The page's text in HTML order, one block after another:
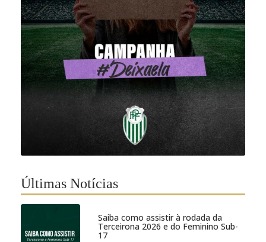
Últimas Notícias
Saiba como assistir à rodada da
Terceirona 2026 e do Feminino Sub-
17